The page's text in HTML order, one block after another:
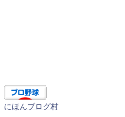
にほんブログ村